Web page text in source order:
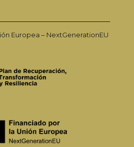
Europea – NextGenerationEU